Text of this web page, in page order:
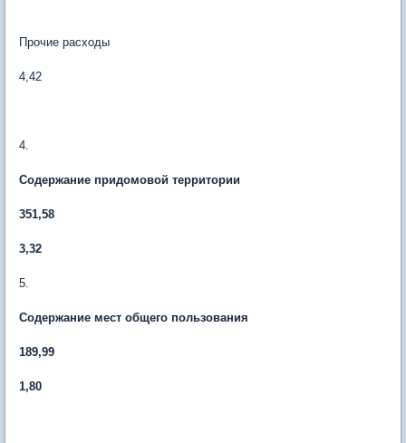
Прочие расходы
4,42
4.
Содержание придомовой территории
351,58
3,32
5.
Содержание мест общего пользования
189,99
1,80